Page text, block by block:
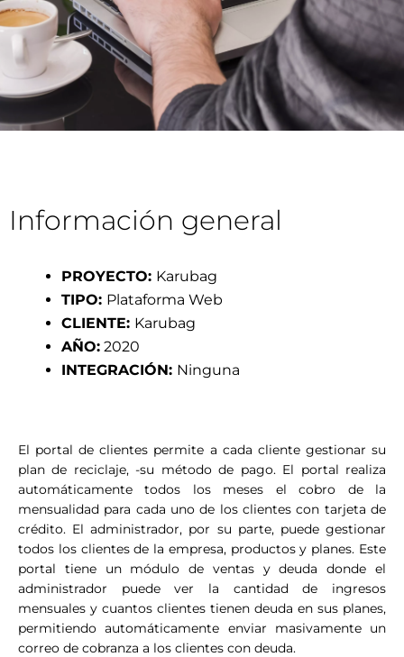
Información general
PROYECTO: Karubag
TIPO: Plataforma Web
CLIENTE: Karubag
AÑO: 2020
INTEGRACIÓN: Ninguna
El portal de clientes permite a cada cliente gestionar su
plan de reciclaje, -su método de pago. El portal realiza
automáticamente todos los meses el cobro de la
mensualidad para cada uno de los clientes con tarjeta de
crédito. El administrador, por su parte, puede gestionar
todos los clientes de la empresa, productos y planes. Este
portal tiene un módulo de ventas y deuda donde el
administrador puede ver la cantidad de ingresos
mensuales y cuantos clientes tienen deuda en sus planes,
permitiendo automáticamente enviar masivamente un
correo de cobranza a los clientes con deuda.